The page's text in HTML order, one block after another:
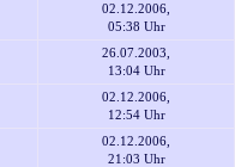
02.12.2006,
05:38 Uhr
26.07.2003,
13:04 Uhr
02.12.2006,
12:54 Uhr
02.12.2006,
21:03 Uhr